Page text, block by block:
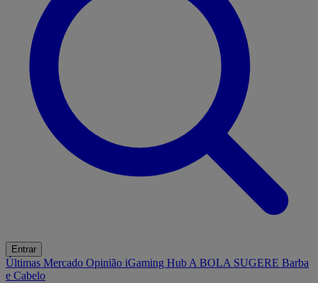
Entrar
Últimas Mercado Opinião iGaming Hub A BOLA SUGERE Barba
e Cabelo